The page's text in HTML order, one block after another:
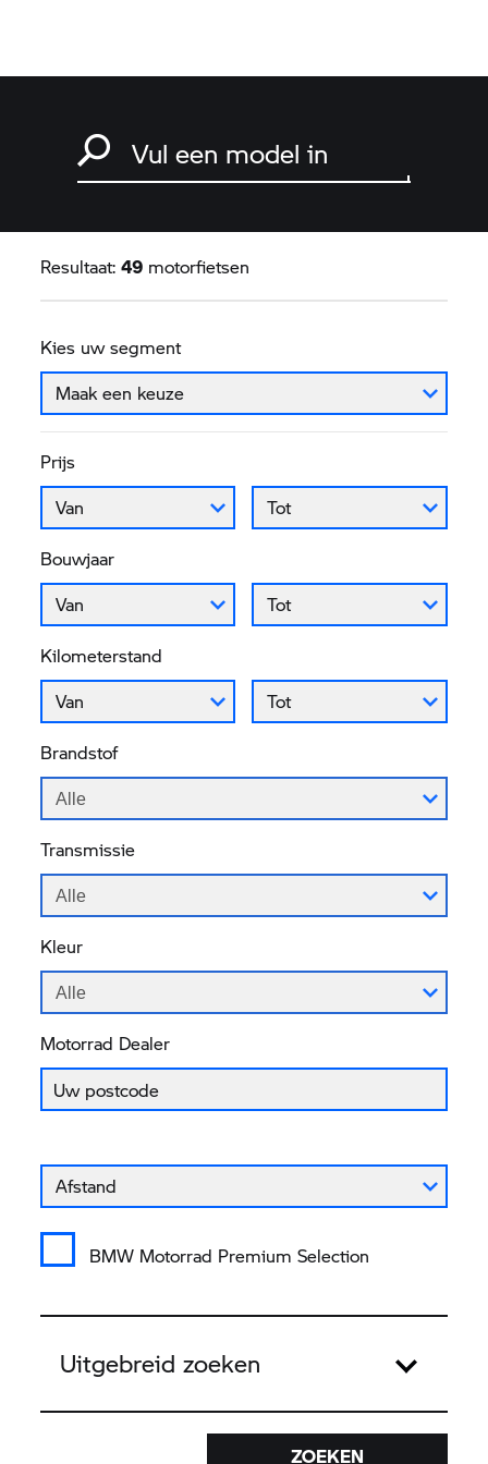
Zoek naar een motorfiets
Resultaat: 49 motorfietsen
Kies uw segment
Maak een keuze
Prijs
Prijs vanaf
Van Prijs tot
Tot
Bouwjaar
Bouwjaar vanaf
Van Bouwjaar tot
Tot
Kilometerstand
Kilometerstand vanaf
Van Kilometerstand tot
Tot
Brandstof
Alle
Transmissie
Alle
Kleur
Alle
Motorrad Dealer
Vul uw postcode in om de dichtstbijzijnde Motorrad
Afstand van uw postcode tot de Motorrad Dealer
Afstand
BMW Motorrad Premium Selection
Uitgebreid zoeken
ZOEKEN